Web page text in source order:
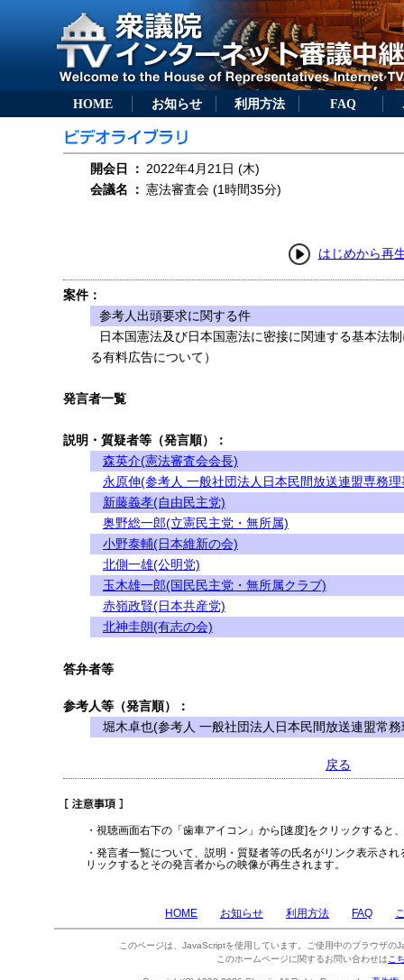
HOME お知らせ 利用方法 FAQ
開会日 ： 2022年4月21日 (木)
会議名
： 憲法審査会 (1時間35分)
はじめから再
案件：
参考人出頭要求に関する件
日本国憲法及び日本国憲法に密接に関連する基本法
る有料広告について）
発言者一覧
説明・質疑者等（発言順）：
森英介(憲法審査会会長)
永原伸(参考人 一般社団法人日本民間放送連盟専務
新藤義孝(自由民主党)
奥野総一郎(立憲民主党・無所属)
小野泰輔(日本維新の会)
北側一雄(公明党)
玉木雄一郎(国民民主党・無所属クラブ)
赤嶺政賢(日本共産党)
北神圭朗(有志の会)
答弁者等
参考人等（発言順）：
堀木卓也(参考人 一般社団法人日本民間放送連盟常務
戻る
・視聴画面右下の「歯車アイコン」から[速度]をクリックすると
・発言者一覧について、説明・質疑者等の氏名がリンク表示さ
リックするとその発言者からの映像が再生されます。
HOME お知らせ 利用方法 FAQ
このページは、JavaScriptを使用しています。ご使用中のブラウザの
このホームページに関するお問い合わせは こ